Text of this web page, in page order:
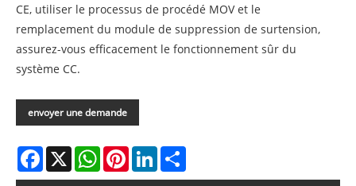
CE, utiliser le processus de procédé MOV et le
remplacement du module de suppression de surtension,
assurez-vous efficacement le fonctionnement sûr du
système CC.
envoyer une demande
Facebook
X WhatsAppPinterestLinkedIn